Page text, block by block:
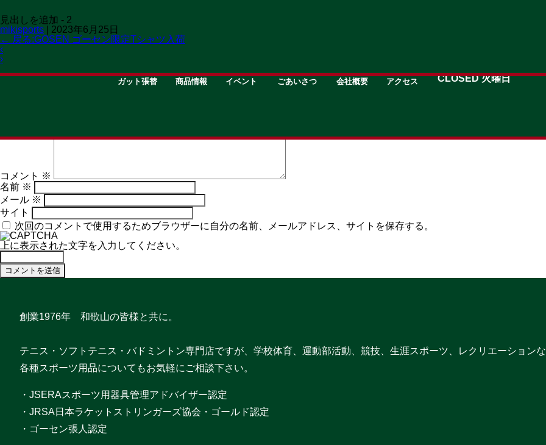
ガット張替 商品情報 イベント ごあいさつ 会社概要 アクセス
CLOSED 火曜日
見出しを追加 - 2
mikisports
2023年6月25日
← 戻る:GOSEN ゴーセン限定Tシャツ入荷
‹
›
コメント ※
名前 ※
メール ※
サイト
次回のコメントで使用するためブラウザーに自分の名前、メールアドレス、サイトを保存する。
上に表示された文字を入力してください。
創業1976年 和歌山の皆様と共に。
テニス・ソフトテニス・バドミントン専門店ですが、学校体育、運動部活動、競技、生涯スポーツ、レクリエーション
各種スポーツ用品についてもお気軽にご相談下さい。
・JSERAスポーツ用器具管理アドバイザー認定
・JRSA日本ラケットストリンガーズ協会・ゴールド認定
・ゴーセン張人認定